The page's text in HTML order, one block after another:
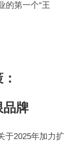
的第一个“王
品牌
于2025年加力扩